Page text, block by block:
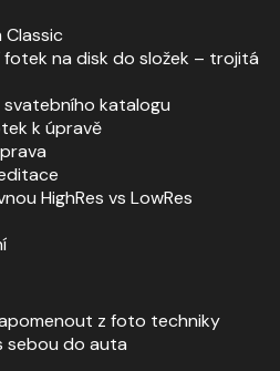
fotek na disk do složek – trojitá
katalogu
k úpravě
HighRes vs LowRes
z foto techniky
sebou do auta